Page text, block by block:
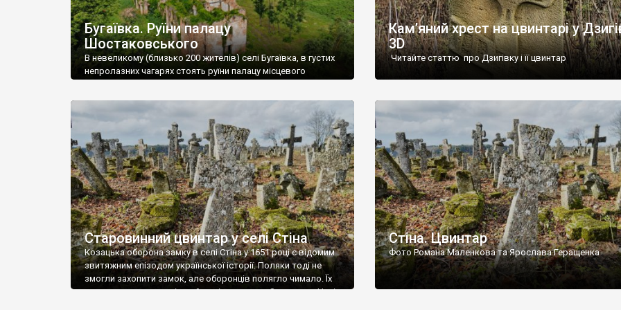
Бугаївка. Руїни палацу
Шостаковського
В невеликому (близько 200 жителів) селі Бугаївка, в густих
непролазних чагарях стоять руїни палацу місцевого
потім клуб, ще пізніше – гуртожиток. У 60-х роках минулого
століття тут розмістили туберкульозну лікарню. Коли із
палацу виїхала лікарня – ми точно не […]
Кам’яний хрест на цвинтарі у
3D
Читайте статтю про Дзигівку і її цвинтар
Старовинний цвинтар у селі Стіна
Козацька оборона замку в селі Стіна у 1651 році є відомим
звитяжним епізодом української історії. Поляки тоді не
змогли захопити замок, але оборонців полягло чимало. Їх
поховали на цвинтарі, який тоді називався Замковим. Нині
Стіна. Цвинтар
Фото Романа Маленкова та Ярослава Геращенка